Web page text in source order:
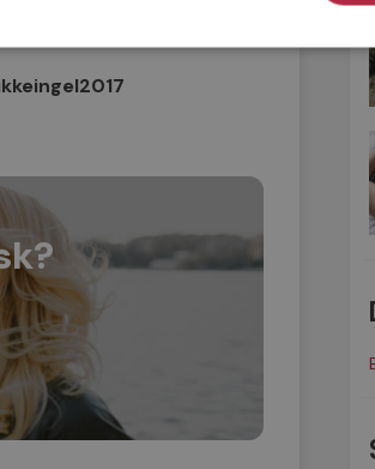
til et liv i balanse.